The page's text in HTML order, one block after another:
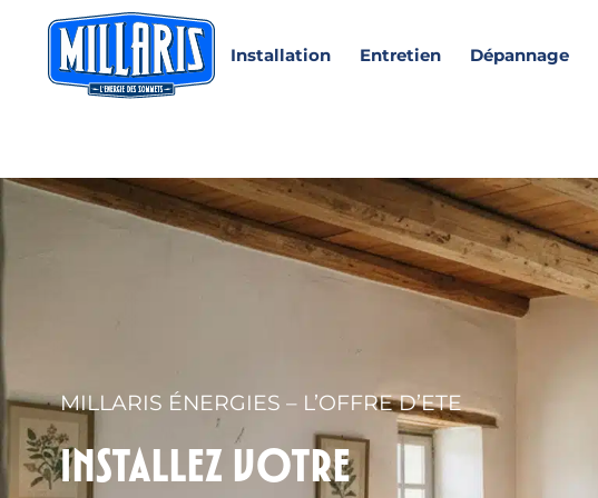
Installation Entretien Dépannage
MILLARIS ÉNERGIES – L’OFFRE D’ETE
Installez votre